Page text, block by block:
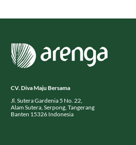
Jl. Sutera Gardenia 5 No. 22,
Banten 15326 Indonesia